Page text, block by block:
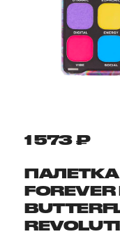
1 573 ₽
ПАЛЕТКА
FOREVER